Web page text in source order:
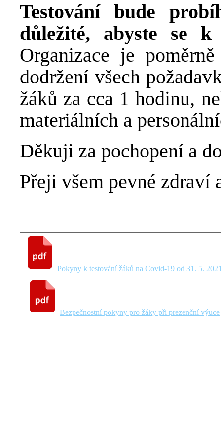
Testování bude
důležité, abyste se
Organizace je
dodržení všech
žáků za cca 1 hodinu,
materiálních a
Děkuji za pochopení a
Přeji všem pevné zdraví
Pokyny k testování žáků na Covid-19 od 31. 5.
Bezpečnostní pokyny pro žáky při prezenční výuce